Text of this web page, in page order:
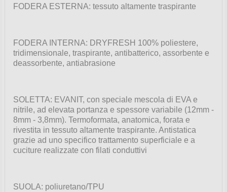
FODERA ESTERNA: tessuto altamente traspirante
FODERA INTERNA: DRYFRESH 100% poliestere,
tridimensionale, traspirante, antibatterico, assorbente e
deassorbente, antiabrasione
SOLETTA: EVANIT, con speciale mescola di EVA e
nitrile, ad elevata portanza e spessore variabile (12mm -
8mm - 3,8mm). Termoformata, anatomica, forata e
rivestita in tessuto altamente traspirante. Antistatica
grazie ad uno specifico trattamento superficiale e a
cuciture realizzate con filati conduttivi
SUOLA: poliuretano/TPU